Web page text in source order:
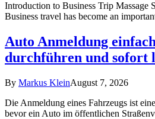
Introduction to Business Trip Massage
Business travel has become an
Auto Anmeldung
durchführen und sofort
By Markus KleinAugust 7, 2026
Die Anmeldung eines Fahrzeugs ist
bevor ein Auto im öffentlichen